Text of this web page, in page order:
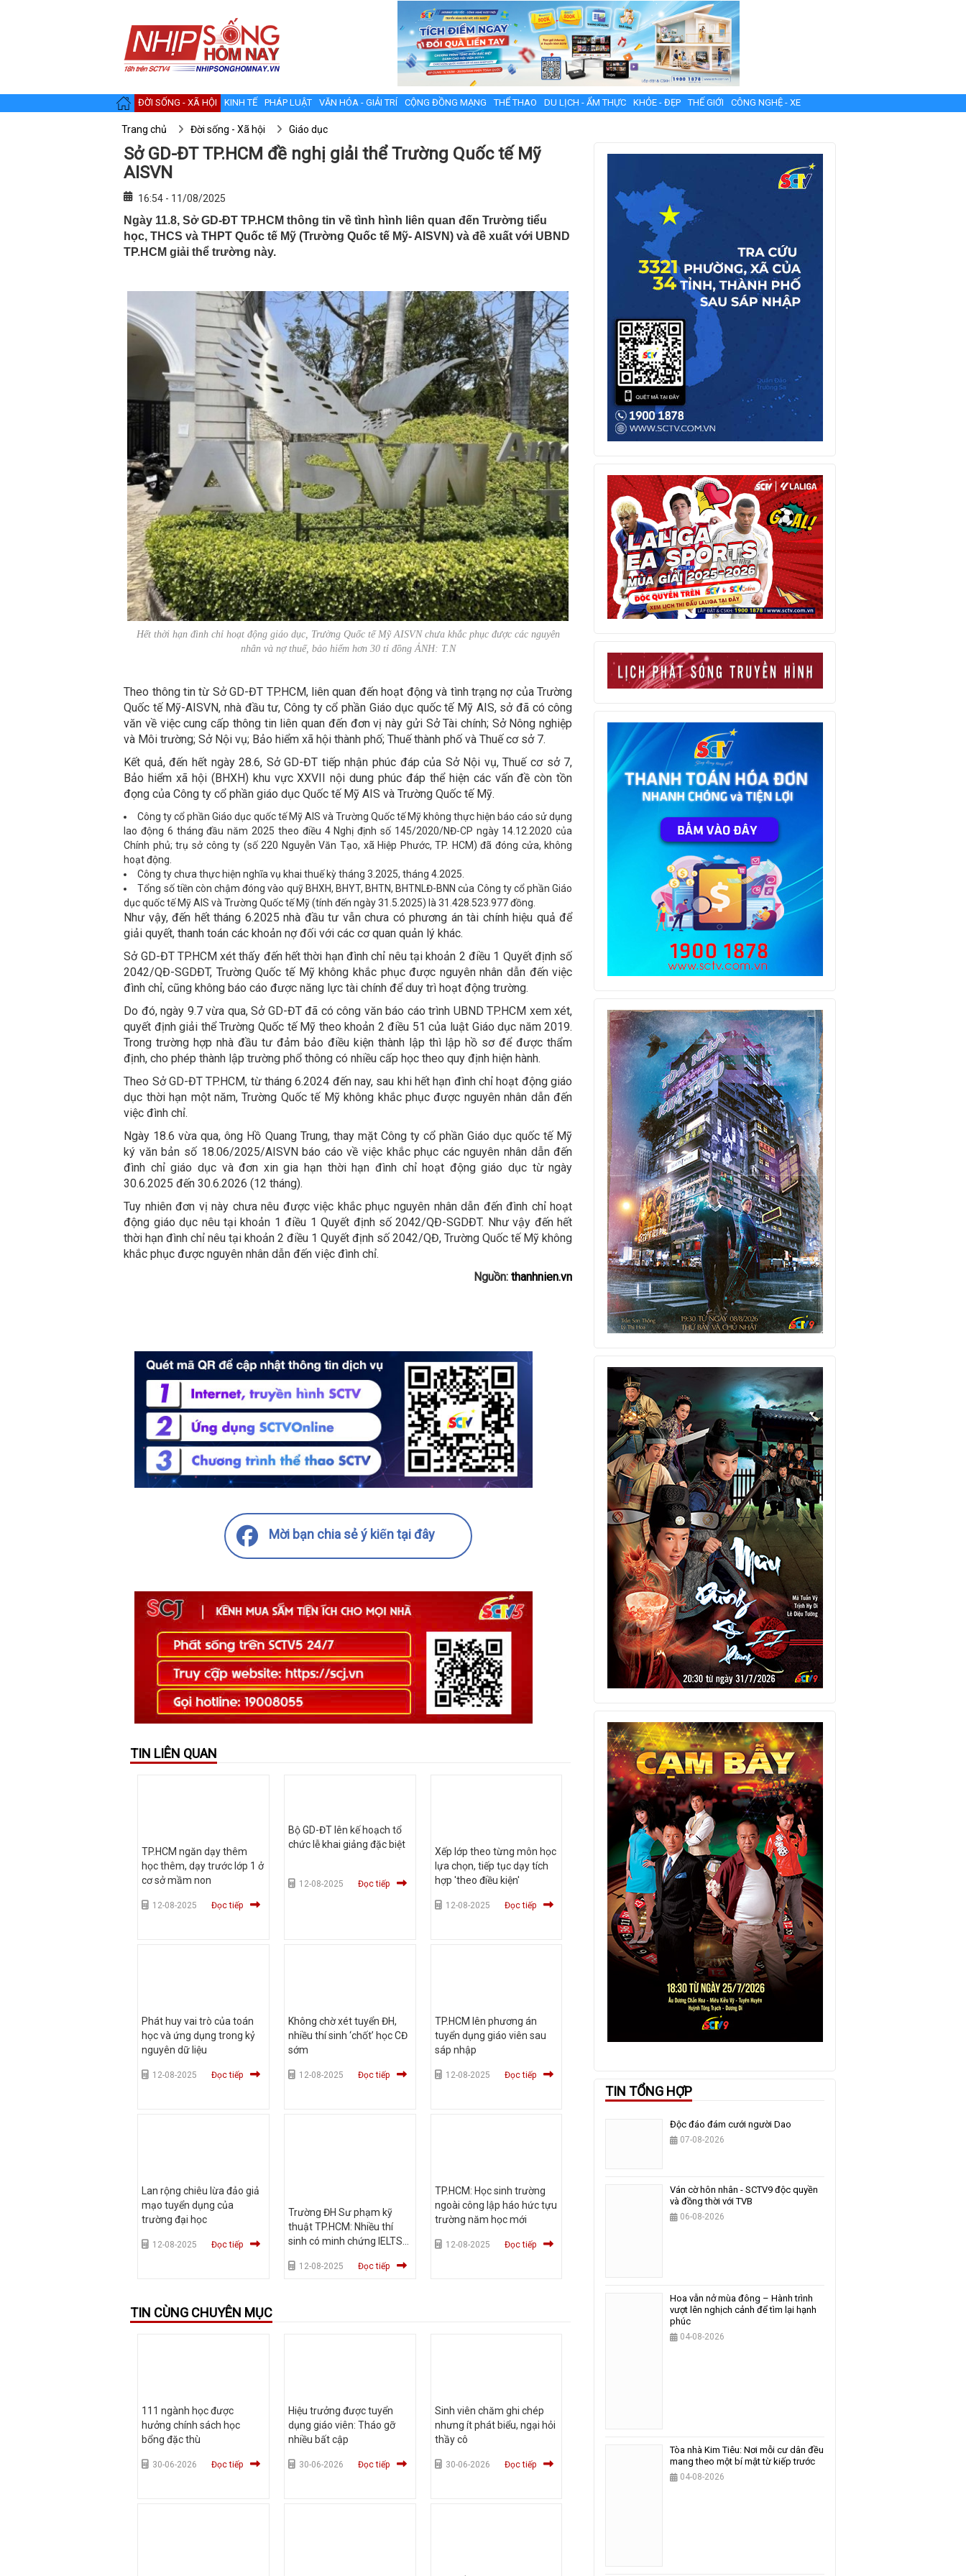
ĐỜI SỐNG - XÃ HỘI KINH TẾ PHÁP LUẬT VĂN HÓA - GIẢI TRÍ CỘNG ĐỒNG MẠNG THỂ THAO DU LỊCH - ẨM THỰC KHỎE - ĐẸP THẾ GIỚI CÔNG NGHỆ - XE
Trang chủ Đời sống - Xã hội Giáo dục
Sở GD-ĐT TP.HCM đề nghị giải thể Trường Quốc tế Mỹ
AISVN
16:54 - 11/08/2025
Ngày 11.8, Sở GD-ĐT TP.HCM thông tin về tình hình liên quan đến Trường tiểu
học, THCS và THPT Quốc tế Mỹ (Trường Quốc tế Mỹ- AISVN) và đề xuất với UBND
TP.HCM giải thể trường này.
Hết thời hạn đình chỉ hoạt động giáo dục, Trường Quốc tế Mỹ AISVN chưa khắc phục được các nguyên
nhân và nợ thuế, bảo hiểm hơn 30 tỉ đồng ẢNH: T.N
Theo thông tin từ Sở GD-ĐT TP.HCM, liên quan đến hoạt động và tình trạng nợ của Trường
Quốc tế Mỹ-AISVN, nhà đầu tư, Công ty cổ phần Giáo dục quốc tế Mỹ AIS, sở đã có công
văn về việc cung cấp thông tin liên quan đến đơn vị này gửi Sở Tài chính; Sở Nông nghiệp
và Môi trường; Sở Nội vụ; Bảo hiểm xã hội thành phố; Thuế thành phố và Thuế cơ sở 7.
Kết quả, đến hết ngày 28.6, Sở GD-ĐT tiếp nhận phúc đáp của Sở Nội vụ, Thuế cơ sở 7,
Bảo hiểm xã hội (BHXH) khu vực XXVII nội dung phúc đáp thể hiện các vấn đề còn tồn
đọng của Công ty cổ phần giáo dục Quốc tế Mỹ AIS và Trường Quốc tế Mỹ.
Công ty cổ phần Giáo dục quốc tế Mỹ AIS và Trường Quốc tế Mỹ không thực hiện báo cáo sử dụng
lao động 6 tháng đầu năm 2025 theo điều 4 Nghị định số 145/2020/NĐ-CP ngày 14.12.2020 của
Chính phủ; trụ sở công ty (số 220 Nguyễn Văn Tạo, xã Hiệp Phước, TP. HCM) đã đóng cửa, không
hoạt động.
Công ty chưa thực hiện nghĩa vụ khai thuế kỳ tháng 3.2025, tháng 4.2025.
Tổng số tiền còn chậm đóng vào quỹ BHXH, BHYT, BHTN, BHTNLĐ-BNN của Công ty cổ phần Giáo
dục quốc tế Mỹ AIS và Trường Quốc tế Mỹ (tính đến ngày 31.5.2025) là 31.428.523.977 đồng.
Như vậy, đến hết tháng 6.2025 nhà đầu tư vẫn chưa có phương án tài chính hiệu quả để
giải quyết, thanh toán các khoản nợ đối với các cơ quan quản lý khác.
Sở GD-ĐT TP.HCM xét thấy đến hết thời hạn đình chỉ nêu tại khoản 2 điều 1 Quyết định số
2042/QĐ-SGDĐT, Trường Quốc tế Mỹ không khắc phục được nguyên nhân dẫn đến việc
đình chỉ, cũng không báo cáo được năng lực tài chính để duy trì hoạt động trường.
Do đó, ngày 9.7 vừa qua, Sở GD-ĐT đã có công văn báo cáo trình UBND TP.HCM xem xét,
quyết định giải thể Trường Quốc tế Mỹ theo khoản 2 điều 51 của luật Giáo dục năm 2019.
Trong trường hợp nhà đầu tư đảm bảo điều kiện thành lập thì lập hồ sơ để được thẩm
định, cho phép thành lập trường phổ thông có nhiều cấp học theo quy định hiện hành.
Theo Sở GD-ĐT TP.HCM, từ tháng 6.2024 đến nay, sau khi hết hạn đình chỉ hoạt động giáo
dục thời hạn một năm, Trường Quốc tế Mỹ không khắc phục được nguyên nhân dẫn đến
việc đình chỉ.
Ngày 18.6 vừa qua, ông Hồ Quang Trung, thay mặt Công ty cổ phần Giáo dục quốc tế Mỹ
ký văn bản số 18.06/2025/AISVN báo cáo về việc khắc phục các nguyên nhân dẫn đến
đình chỉ giáo dục và đơn xin gia hạn thời hạn đình chỉ hoạt động giáo dục từ ngày
30.6.2025 đến 30.6.2026 (12 tháng).
Tuy nhiên đơn vị này chưa nêu được việc khắc phục nguyên nhân dẫn đến đình chỉ hoạt
động giáo dục nêu tại khoản 1 điều 1 Quyết định số 2042/QĐ-SGDĐT. Như vậy đến hết
thời hạn đình chỉ nêu tại khoản 2 điều 1 Quyết định số 2042/QĐ, Trường Quốc tế Mỹ không
khắc phục được nguyên nhân dẫn đến việc đình chỉ.
Nguồn:thanhnien.vn
Mời bạn chia sẻ ý kiến tại đây
TIN LIÊN QUAN
TP.HCM ngăn dạy thêm
học thêm, dạy trước lớp 1 ở
cơ sở mầm non
12-08-2025 Đọc tiếp
Bộ GD-ĐT lên kế hoạch tổ
chức lễ khai giảng đặc biệt
12-08-2025 Đọc tiếp
Xếp lớp theo từng môn học
lựa chọn, tiếp tục dạy tích
hợp 'theo điều kiện'
12-08-2025 Đọc tiếp
Phát huy vai trò của toán
học và ứng dụng trong kỷ
nguyên dữ liệu
12-08-2025 Đọc tiếp
Không chờ xét tuyển ĐH,
nhiều thí sinh ‘chốt’ học CĐ
sớm
12-08-2025 Đọc tiếp
TP.HCM lên phương án
tuyển dụng giáo viên sau
sáp nhập
12-08-2025 Đọc tiếp
Lan rộng chiêu lừa đảo giả
mạo tuyển dụng của
trường đại học
12-08-2025 Đọc tiếp
Trường ĐH Sư phạm kỹ
thuật TP.HCM: Nhiều thí
sinh có minh chứng IELTS
12-08-2025 Đọc tiếp
TP.HCM: Học sinh trường
ngoài công lập háo hức tựu
trường năm học mới
12-08-2025 Đọc tiếp
TIN CÙNG CHUYÊN MỤC
111 ngành học được
hưởng chính sách học
bổng đặc thù
30-06-2026 Đọc tiếp
Hiệu trưởng được tuyển
dụng giáo viên: Tháo gỡ
nhiều bất cập
30-06-2026 Đọc tiếp
Sinh viên chăm ghi chép
nhưng ít phát biểu, ngại hỏi
thầy cô
30-06-2026 Đọc tiếp
TIN TỔNG HỢP
Độc đáo đám cưới người Dao
07-08-2026
Ván cờ hôn nhân - SCTV9 độc quyền
và đồng thời với TVB
06-08-2026
Hoa vẫn nở mùa đông – Hành trình
vượt lên nghịch cảnh để tìm lại hạnh
phúc
04-08-2026
Tòa nhà Kim Tiêu: Nơi mỗi cư dân đều
mang theo một bí mật từ kiếp trước
04-08-2026